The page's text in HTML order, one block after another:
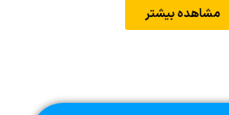
و پروگرام کردن برد
برد ماشین ظرفشویی
مشاهده بیشتر